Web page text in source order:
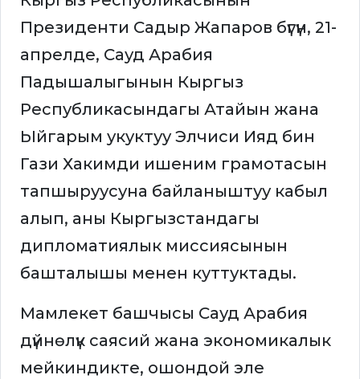
Президенти Садыр Жапаров бүгүн, 21-
апрелде, Сауд Арабия
Падышалыгынын Кыргыз
Республикасындагы Атайын жана
Ыйгарым укуктуу Элчиси Ияд бин
Гази Хакимди ишеним грамотасын
тапшыруусуна байланыштуу кабыл
алып, аны Кыргызстандагы
дипломатиялык миссиясынын
башталышы менен куттуктады.
Мамлекет башчысы Сауд Арабия
дүйнөлүк саясий жана экономикалык
мейкиндикте, ошондой эле